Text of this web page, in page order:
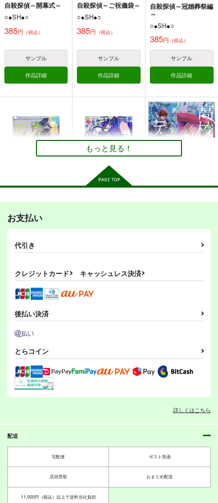
amaretto
1,599円
オリジナル
サンプル
カート
霊
（税込）
サンプル
カート
逢魔ヶ屋 2 「コトダ
マ」
ぽっぽこっこ
（税込）
オリジナル
サンプル
カート
君があこがれ 7
ゆゆ
330円 （税込）
オリジナル
サンプル
カート
The Basics
ポーツ
1,650
ゲリラ レジスタン
ス/反政府活動マニュ
もっとも清潔なもの
110
大越史記全書/陳紀
110
竜の飼い方教えます26
乱痴気事虫所
110
ヤクザと目つきの悪い
女刑事の話２
薄葉蜉蝣
百足警視
サンプル
カート
ヤクザと目つきの悪い
女刑事の話～番外編！
の巻～2
○●SH●○
（税込）
オリジナル
蟻ヶ谷
薄葉蜉蝣
サンプル
ヤクザと目つきの悪い
女刑事の話～番外編！
薄葉蜉蝣
サンプル
ヤクザと目つきの悪い
女刑事の話1
○●SH●○
550円 （税込）
○●SH●○
385円（税込）
自殺探偵～開幕式～
○●SH●○
385円 （税込）
サンプル
自殺探偵～開幕式～
○●SH●○
385円 （税込）
サンプル
作品詳細
自殺探偵～ご祝儀袋～
○●SH●○
385円 （税込）
サンプル
作品詳細
自殺探偵～冠婚葬祭編
～
○●SH●○
385円 （税込）
サンプル
作品詳細
九龍葬査回綺録
○●SH●○
385円
作品詳細
明日昨日君の死に会い
作品詳細
385
○●SH●○
1,100
蟻ヶ谷雪
○●SH●○
女刑事の話3
○●SH●○
蟻ヶ谷
作品詳細
もっと見る！
お支払い
代引き
クレジットカード キャッシュレス決済
後払い決済
とらコイン
詳しくはこちら
配送
宅配便 ポスト投函
店頭受取 おまとめ配送
11,000円（税込）以上で送料当社負担